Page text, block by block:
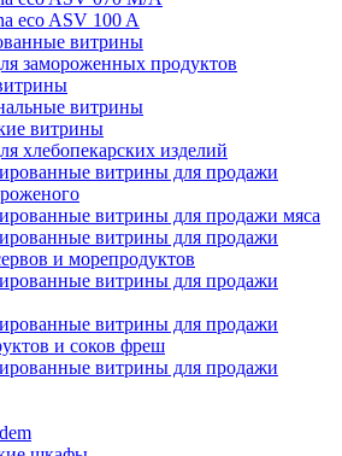
eco ASV 100 A
витрины
замороженных продуктов
витрины
витрины
хлебопекарских изделий
витрины для продажи
витрины для продажи мяса
витрины для продажи
и морепродуктов
витрины для продажи
витрины для продажи
и соков фреш
витрины для продажи